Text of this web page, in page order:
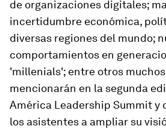
de organizaciones digitales;
incertidumbre económica,
diversas regiones del mundo;
comportamientos en
'millenials'; entre otros
mencionarán en la segunda
América Leadership Summit y
los asistentes a ampliar su